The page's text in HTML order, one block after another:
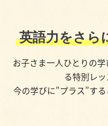
英語力をさら
お子さま一人ひとりの
る特別レッ
今の学びに”プラス”す